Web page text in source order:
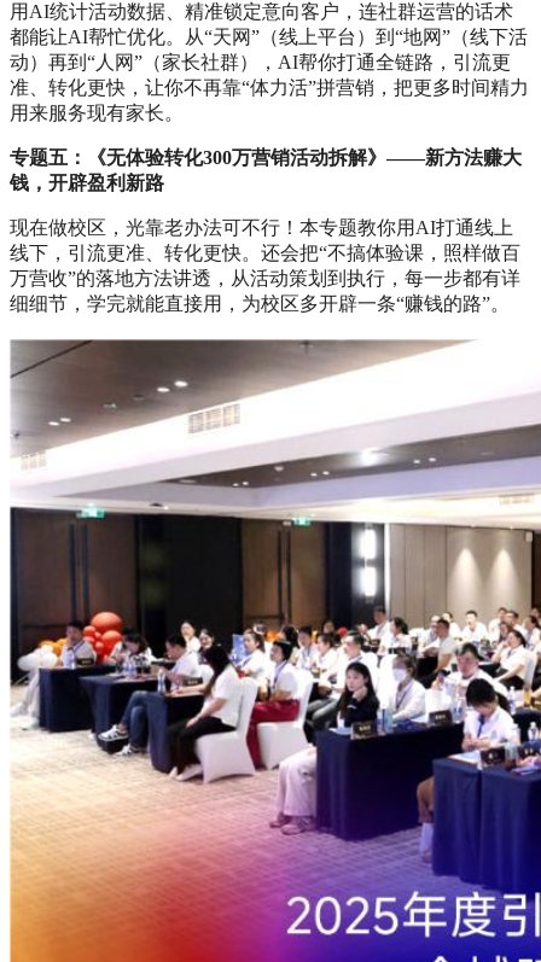
用AI统计活动数据、精准锁定意向客户，连社群运营的话术
都能让AI帮忙优化。从“天网”（线上平台）到“地网”（线下活
动）再到“人网”（家长社群），AI帮你打通全链路，引流更
准、转化更快，让你不再靠“体力活”拼营销，把更多时间精力
用来服务现有家长。
专题五：《无体验转化300万营销活动拆解》——新方法赚大
钱，开辟盈利新路
现在做校区，光靠老办法可不行！本专题教你用AI打通线上
线下，引流更准、转化更快。还会把“不搞体验课，照样做百
万营收”的落地方法讲透，从活动策划到执行，每一步都有详
细细节，学完就能直接用，为校区多开辟一条“赚钱的路”。